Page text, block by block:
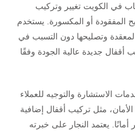
في الكويت تغيير وتركيب
المفقودة أو المكسورة. يستخدم
وتصليحها دون التسبب في
أقفال جديدة عالية الجودة وفقًا
الاستشارة والتوجيه للعملاء
مثل تركيب أقفال إضافية
أمانًا. يعتمد النجار على خبرته